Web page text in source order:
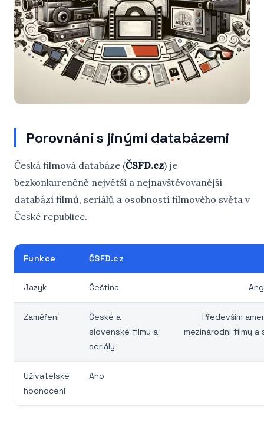
Porovnání s jinými databázemi
Česká filmová databáze (ČSFD.cz) je
bezkonkurenčně největší a nejnavštěvovanější
databází filmů, seriálů a osobností filmového světa v
České republice.
Funkce ČSFD.cz
Jazyk Čeština
Zaměření
České a
slovenské filmy a
seriály
Především
mezinárodní filmy a
Uživatelské
hodnocení
Ano